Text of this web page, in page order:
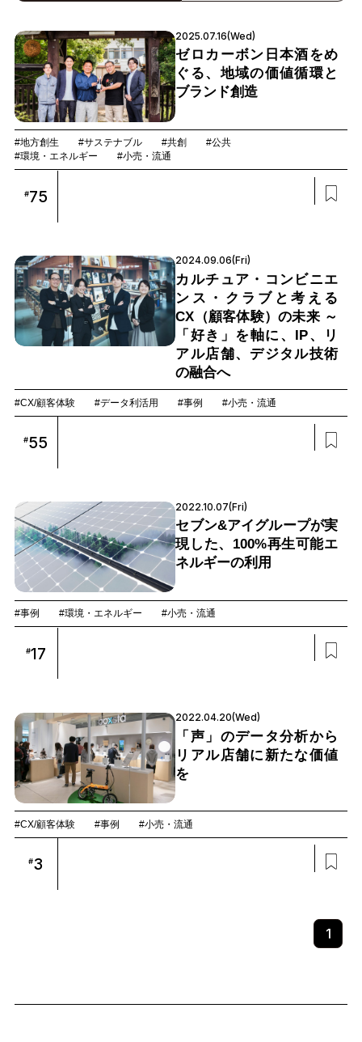
#Foodtech#デジタルツイン 2025.07.16(Wed)
ゼロカーボン日本酒をめ
ぐる、地域の価値循環と
ブランド創造
#地方創生 #サステナブル #共創
#公共
#環境・エネルギー
#小売・流通
#75
2024.09.06(Fri)
カルチュア・コンビニエ
ンス・クラブと考える
CX（顧客体験）の未来 ～
「好き」を軸に、IP、リ
アル店舗、デジタル技術
の融合へ
#CX/顧客体験 #データ利活用 #事例 #小売・流通
#55
2022.10.07(Fri)
セブン&アイグループが実
現した、100%再生可能エ
ネルギーの利用
#事例 #環境・エネルギー #小売・流通
#17
2022.04.20(Wed)
「声」のデータ分析から
リアル店舗に新たな価値
を
#CX/顧客体験 #事例 #小売・流通
#3
1